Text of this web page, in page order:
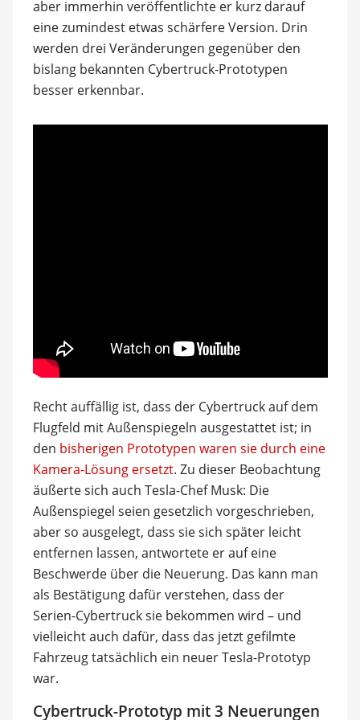
aber immerhin veröffentlichte er kurz darauf
eine zumindest etwas schärfere Version. Drin
werden drei Veränderungen gegenüber den
bislang bekannten Cybertruck-Prototypen
besser erkennbar.
Recht auffällig ist, dass der Cybertruck auf dem
Flugfeld mit Außenspiegeln ausgestattet ist; in
den bisherigen Prototypen waren sie durch eine
Kamera-Lösung ersetzt. Zu dieser Beobachtung
äußerte sich auch Tesla-Chef Musk: Die
Außenspiegel seien gesetzlich vorgeschrieben,
aber so ausgelegt, dass sie sich später leicht
entfernen lassen, antwortete er auf eine
Beschwerde über die Neuerung. Das kann man
als Bestätigung dafür verstehen, dass der
Serien-Cybertruck sie bekommen wird – und
vielleicht auch dafür, dass das jetzt gefilmte
Fahrzeug tatsächlich ein neuer Tesla-Prototyp
war.
Cybertruck-Prototyp mit 3 Neuerungen